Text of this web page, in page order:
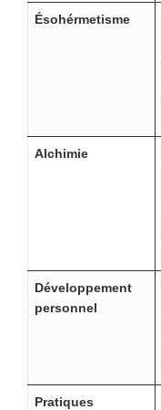
Ésohérmetisme
Alchimie
Développement
personnel
Pratiques